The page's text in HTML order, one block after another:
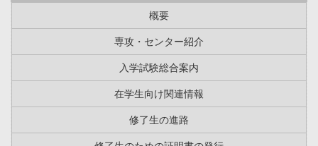
概要
専攻・センター紹介
入学試験総合案内
在学生向け関連情報
修了生の進路